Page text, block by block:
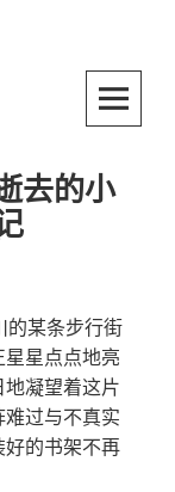
去的小
的某条步行街
星点点地亮
凝望着这片
过与不真实
的书架不再